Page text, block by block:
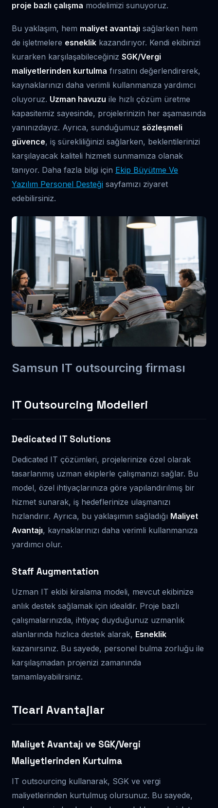
proje bazlı çalışma modelimizi sunuyoruz.
Bu yaklaşım, hem maliyet avantajı sağlarken hem
de işletmelere esneklik kazandırıyor. Kendi ekibinizi
kurarken karşılaşabileceğiniz SGK/Vergi
maliyetlerinden kurtulma fırsatını değerlendirerek,
kaynaklarınızı daha verimli kullanmanıza yardımcı
oluyoruz. Uzman havuzu ile hızlı çözüm üretme
kapasitemiz sayesinde, projelerinizin her aşamasında
yanınızdayız. Ayrıca, sunduğumuz sözleşmeli
güvence, iş sürekliliğinizi sağlarken, beklentilerinizi
karşılayacak kaliteli hizmeti sunmamıza olanak
tanıyor. Daha fazla bilgi için Ekip Büyütme Ve
Yazılım Personel Desteği sayfamızı ziyaret
edebilirsiniz.
Samsun IT outsourcing firması
IT Outsourcing Modelleri
Dedicated IT Solutions
Dedicated IT çözümleri, projelerinize özel olarak
tasarlanmış uzman ekiplerle çalışmanızı sağlar. Bu
model, özel ihtiyaçlarınıza göre yapılandırılmış bir
hizmet sunarak, iş hedeflerinize ulaşmanızı
hızlandırır. Ayrıca, bu yaklaşımın sağladığı Maliyet
Avantajı, kaynaklarınızı daha verimli kullanmanıza
yardımcı olur.
Staff Augmentation
Uzman IT ekibi kiralama modeli, mevcut ekibinize
anlık destek sağlamak için idealdir. Proje bazlı
çalışmalarınızda, ihtiyaç duyduğunuz uzmanlık
alanlarında hızlıca destek alarak, Esneklik
kazanırsınız. Bu sayede, personel bulma zorluğu ile
karşılaşmadan projenizi zamanında
tamamlayabilirsiniz.
Ticari Avantajlar
Maliyet Avantajı ve SGK/Vergi
Maliyetlerinden Kurtulma
IT outsourcing kullanarak, SGK ve vergi
maliyetlerinden kurtulmuş olursunuz. Bu sayede,